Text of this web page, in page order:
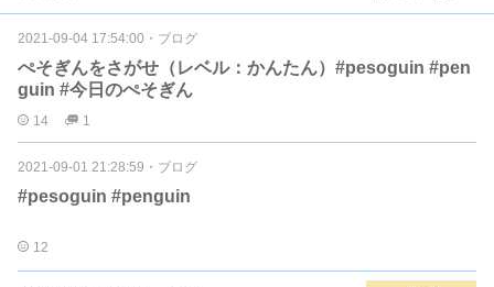
2021-09-04 17:54:00 ・ ブログ
ぺそぎんをさがせ（レベル：かんたん）#pesoguin #pen
guin #今日のぺそぎん
14 1
2021-09-01 21:28:59 ・ ブログ
#pesoguin #penguin
12